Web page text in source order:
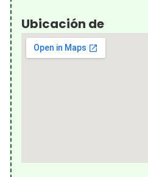
Ubicación de